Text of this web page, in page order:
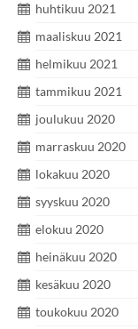
huhtikuu 2021
maaliskuu 2021
helmikuu 2021
tammikuu 2021
joulukuu 2020
marraskuu 2020
lokakuu 2020
syyskuu 2020
elokuu 2020
heinäkuu 2020
kesäkuu 2020
toukokuu 2020